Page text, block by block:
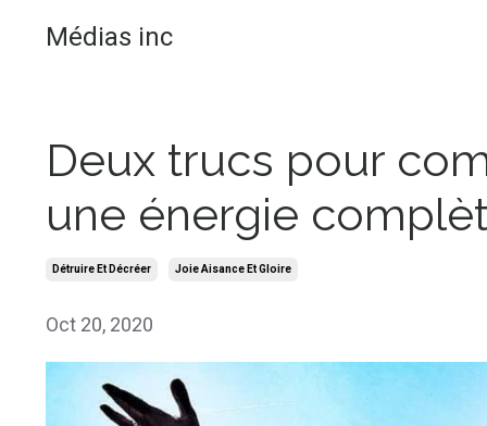
Médias inc
Deux trucs pour
une énergie
Détruire Et Décréer Joie Aisance Et Gloire
Oct 20, 2020